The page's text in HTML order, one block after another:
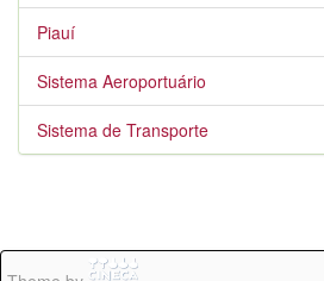
Piauí
Sistema Aeroportuário
Sistema de Transporte